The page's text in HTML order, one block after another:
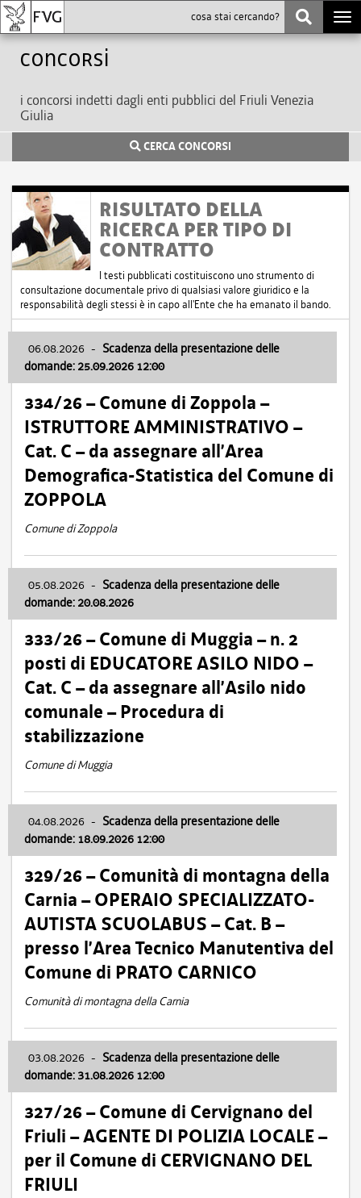
Concorsi
i concorsi indetti dagli enti pubblici del Friuli Venezia
Giulia
CERCA CONCORSI
RISULTATO DELLA
RICERCA PER TIPO DI
CONTRATTO
I testi pubblicati costituiscono uno strumento di
consultazione documentale privo di qualsiasi valore giuridico e la
responsabilità degli stessi è in capo all'Ente che ha emanato il bando.
06.08.2026 - Scadenza della presentazione delle
domande: 25.09.2026 12:00
334/26 – Comune di Zoppola –
ISTRUTTORE AMMINISTRATIVO –
Cat. C – da assegnare all’Area
Demografica-Statistica del Comune di
ZOPPOLA
Comune di Zoppola
05.08.2026 - Scadenza della presentazione delle
domande: 20.08.2026
333/26 – Comune di Muggia – n. 2
posti di EDUCATORE ASILO NIDO –
Cat. C – da assegnare all’Asilo nido
comunale – Procedura di
stabilizzazione
Comune di Muggia
04.08.2026 - Scadenza della presentazione delle
domande: 18.09.2026 12:00
329/26 – Comunità di montagna della
Carnia – OPERAIO SPECIALIZZATO-
AUTISTA SCUOLABUS – Cat. B –
presso l’Area Tecnico Manutentiva del
Comune di PRATO CARNICO
Comunità di montagna della Carnia
03.08.2026 - Scadenza della presentazione delle
domande: 31.08.2026 12:00
327/26 – Comune di Cervignano del
Friuli – AGENTE DI POLIZIA LOCALE –
per il Comune di CERVIGNANO DEL
FRIULI